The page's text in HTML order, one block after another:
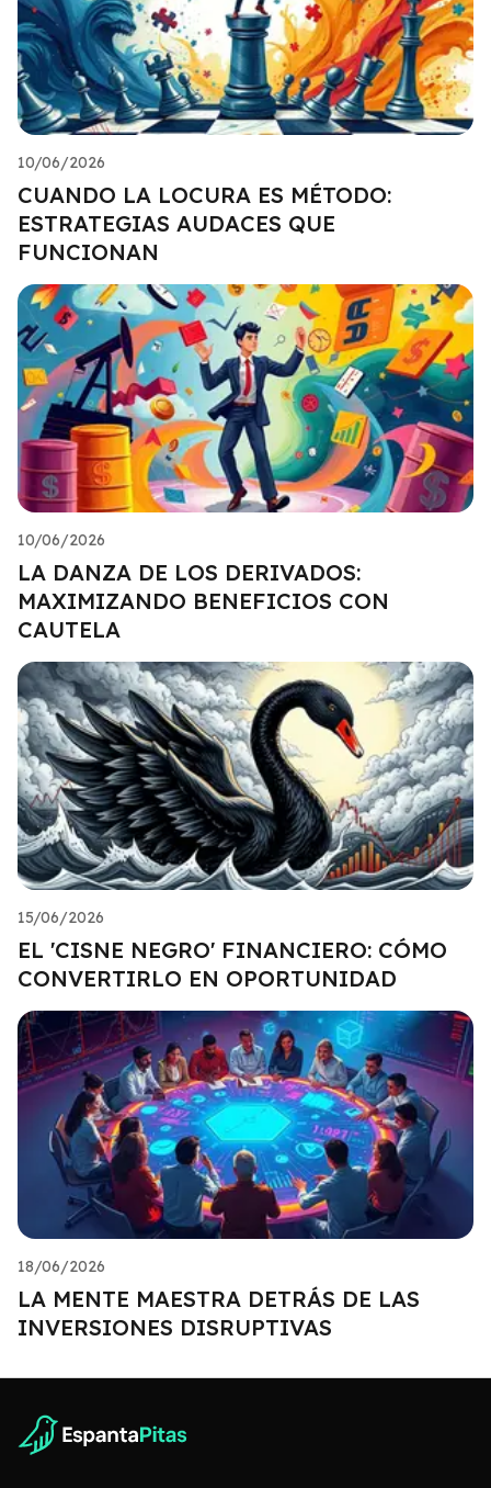
10/06/2026
CUANDO LA LOCURA ES MÉTODO:
ESTRATEGIAS AUDACES QUE
FUNCIONAN
10/06/2026
LA DANZA DE LOS DERIVADOS:
MAXIMIZANDO BENEFICIOS CON
CAUTELA
15/06/2026
EL 'CISNE NEGRO' FINANCIERO: CÓMO
CONVERTIRLO EN OPORTUNIDAD
18/06/2026
LA MENTE MAESTRA DETRÁS DE LAS
INVERSIONES DISRUPTIVAS